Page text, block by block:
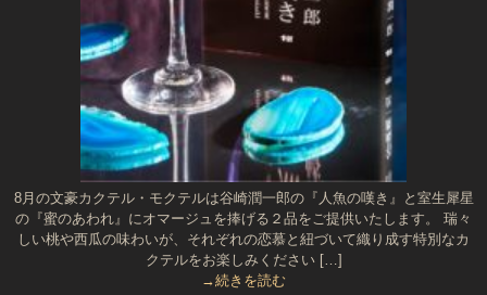
8月の文豪カクテル・モクテルは谷崎潤一郎の『人魚の嘆き』と室生犀星
の『蜜のあわれ』にオマージュを捧げる２品をご提供いたします。 瑞々
しい桃や西瓜の味わいが、それぞれの恋慕と紐づいて織り成す特別なカ
クテルをお楽しみください […]
→続きを読む